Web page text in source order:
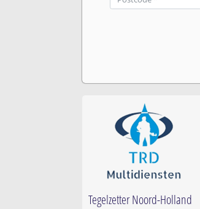
Tegelzetter Noord-Holland